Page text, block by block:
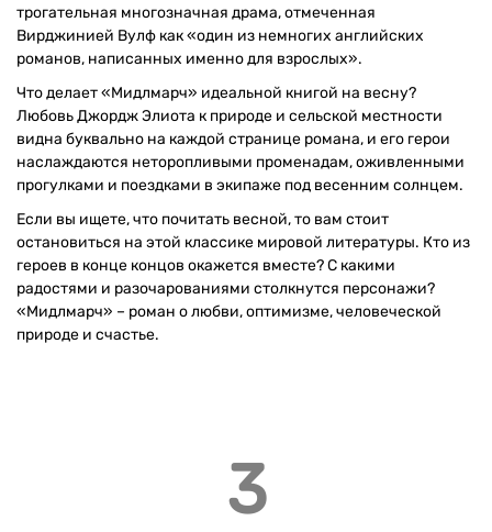
трогательная многозначная драма, отмеченная
Вирджинией Вулф как «один из немногих английских
романов, написанных именно для взрослых».
Что делает «Мидлмарч» идеальной книгой на весну?
Любовь Джордж Элиота к природе и сельской местности
видна буквально на каждой странице романа, и его герои
наслаждаются неторопливыми променадам, оживленными
прогулками и поездками в экипаже под весенним солнцем.
Если вы ищете, что почитать весной, то вам стоит
остановиться на этой классике мировой литературы. Кто из
героев в конце концов окажется вместе? С какими
радостями и разочарованиями столкнутся персонажи?
«Мидлмарч» – роман о любви, оптимизме, человеческой
природе и счастье.
3